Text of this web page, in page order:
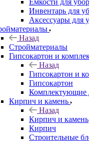
Емкости для
Инвентарь для
Аксессуары для
Назад
Стройматериалы
Гипсокартон и
Назад
Гипсокартон и
Гипсокартон
Комплектующие
Кирпич и камень
Назад
Кирпич и камень
Кирпич
Строительные